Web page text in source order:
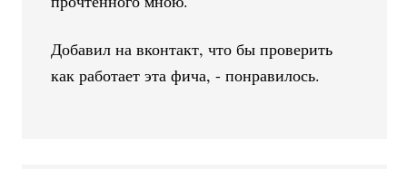
Добавил на вконтакт, что бы проверить
как работает эта фича, - понравилось.